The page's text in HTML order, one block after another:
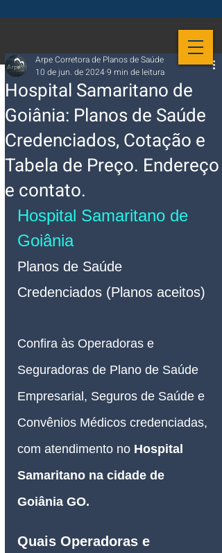
Hospital Samaritano de
Goiânia: Planos de Saúde
Credenciados, Cotação e
Tabela de Preço. Endereço
e contato.
Arpe Corretora de Planos de Saúde
10 de jun. de 20249 min de leitura
Hospital Samaritano de
Goiânia
Planos de Saúde
Credenciados (Planos aceitos)
Confira às Operadoras e
Seguradoras de Plano de Saúde
Empresarial, Seguros de Saúde e
Convênios Médicos credenciadas,
com atendimento no Hospital
Samaritano na cidade de
Goiânia GO.
Quais Operadoras e